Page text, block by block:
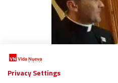
Privacy Settings